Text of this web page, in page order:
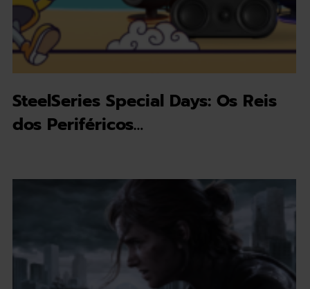
SteelSeries Special Days: Os Reis
dos Periféricos…